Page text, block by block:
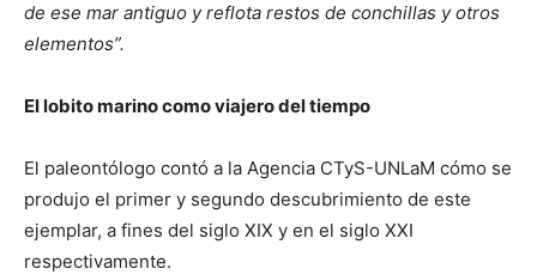
de ese mar antiguo y reflota restos de conchillas y otros
elementos”.
El lobito marino como viajero del tiempo
El paleontólogo contó a la Agencia CTyS-UNLaM cómo se
produjo el primer y segundo descubrimiento de este
ejemplar, a fines del siglo XIX y en el siglo XXI
respectivamente.